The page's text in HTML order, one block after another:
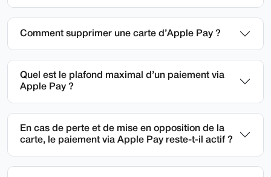
Comment supprimer une carte d’Apple Pay ?
Quel est le plafond maximal d’un paiement via
Apple Pay ?
En cas de perte et de mise en opposition de la
carte, le paiement via Apple Pay reste-t-il actif ?